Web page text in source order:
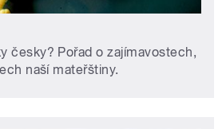
česky? Pořad o zajímavostech,
naší mateřštiny.